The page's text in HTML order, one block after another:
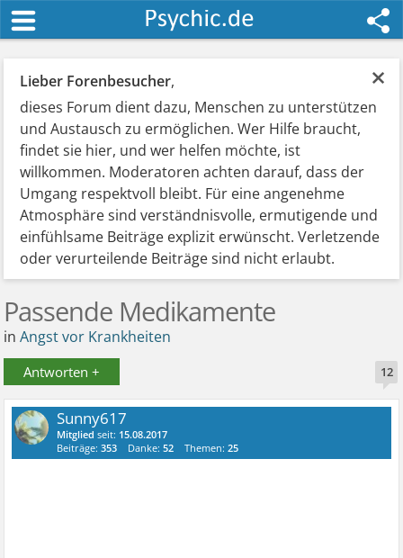
×
Lieber Forenbesucher,
dieses Forum dient dazu, Menschen zu unterstützen
und Austausch zu ermöglichen. Wer Hilfe braucht,
findet sie hier, und wer helfen möchte, ist
willkommen. Moderatoren achten darauf, dass der
Umgang respektvoll bleibt. Für eine angenehme
Atmosphäre sind verständnisvolle, ermutigende und
einfühlsame Beiträge explizit erwünscht. Verletzende
oder verurteilende Beiträge sind nicht erlaubt.
Passende Medikamente
inAngst vor Krankheiten
Antworten + 12
Sunny617
Mitglied seit: 15.08.2017
Beiträge:353 Danke:52 Themen:25